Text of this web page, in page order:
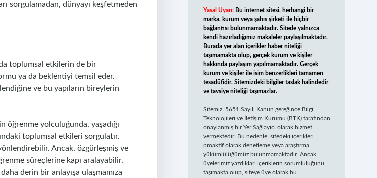
sorgulamadan, dünyayı keşfetmeden
toplumsal etkilerin de bir
ya da beklentiyi temsil eder.
ve bu yapıların bireylerin
yolculuğunda, yaşadığı
toplumsal etkileri sorgulatır.
Ancak, özgürleşmiş ve
süreçlerine kapı aralayabilir.
derin bir anlayışa ulaşmamıza
Yasal Uyarı: Bu internet sitesi, herhangi bir
marka, kurum veya şahıs şirketi ile hiçbir
bağlantısı bulunmamaktadır. Sitede yalnızca
kendi hazırladığımız makaleler paylaşılmaktadır.
Burada yer alan içerikler haber niteliği
taşımamakta olup, gerçek kurum ve kişiler
hakkında paylaşım yapılmamaktadır. Gerçek
kurum ve kişiler ile isim benzerlikleri tamamen
tesadüfidir. Sitemizdeki bilgiler taslak halindedir
ve tavsiye niteliği taşımazlar.
Sitemiz, 5651 Sayılı Kanun gereğince Bilgi
Teknolojileri ve İletişim Kurumu (BTK) tarafından
onaylanmış bir Yer Sağlayıcı olarak hizmet
vermektedir. Bu nedenle, sitedeki içerikleri
proaktif olarak denetleme veya araştırma
yükümlülüğümüz bulunmamaktadır. Ancak,
üyelerimiz yazdıkları içeriklerin sorumluluğunu
taşımakta olup, siteye üye olarak bu